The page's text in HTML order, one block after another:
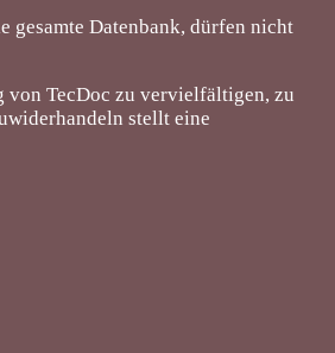
gesamte Datenbank, dürfen nicht
von TecDoc zu vervielfältigen, zu
stellt eine